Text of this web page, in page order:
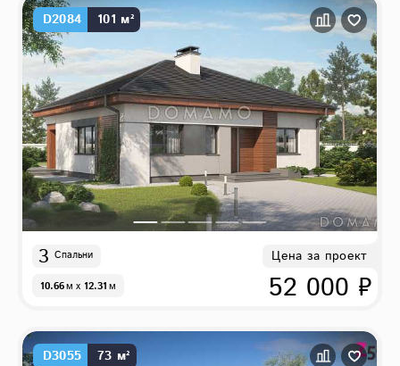
D2084 101 м²
3 Спальни
10.66м x 12.31м
Цена за проект
52 000 ₽
D3055 73 м²